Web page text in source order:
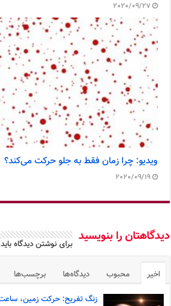
2020/09/27
ویدیو: چرا زمان فقط به جلو حرکت می‌کند؟
2020/09/19
دیدگاهتان را بنویسید برای نوشتن دیدگاه
اخیر محبوب دیدگاه‌ها برچسب‌ها
زنگ تفریح: حرکت زمین،